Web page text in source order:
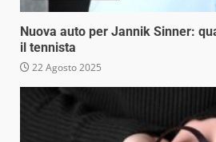
Nuova auto per Jannik Sinner:
il tennista
22 Agosto 2025